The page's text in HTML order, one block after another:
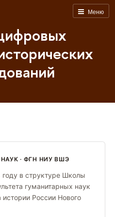
Меню
· ФГН НИУ ВШЭ
в структуре Школы
гуманитарных наук
России Нового